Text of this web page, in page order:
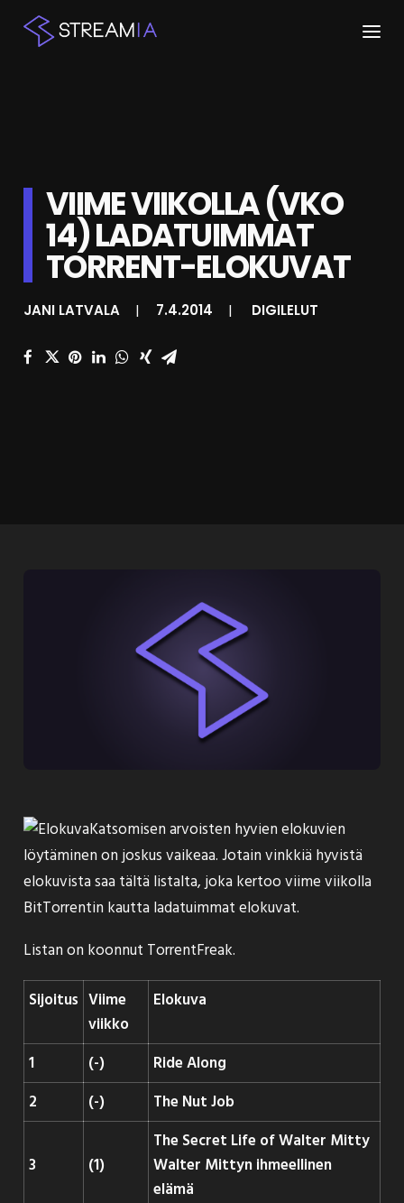
KESKUSTELU
SHOP
VIIME VIIKOLLA (VKO
14) LADATUIMMAT
TORRENT-ELOKUVAT
JANI LATVALA | 7.4.2014 | DIGILELUT
Katsomisen arvoisten hyvien elokuvien
löytäminen on joskus vaikeaa. Jotain vinkkiä hyvistä
elokuvista saa tältä listalta, joka kertoo viime viikolla
BitTorrentin kautta ladatuimmat elokuvat.
Listan on koonnut TorrentFreak.
Sijoitus Viime
viikko
Elokuva
1 (-)
Ride Along
2
(-) The Nut Job
3 (1)
The Secret Life of Walter Mitty
Walter Mittyn ihmeellinen
elämä